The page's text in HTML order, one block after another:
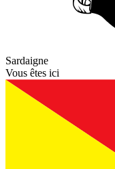
Sardaigne
Vous êtes ici